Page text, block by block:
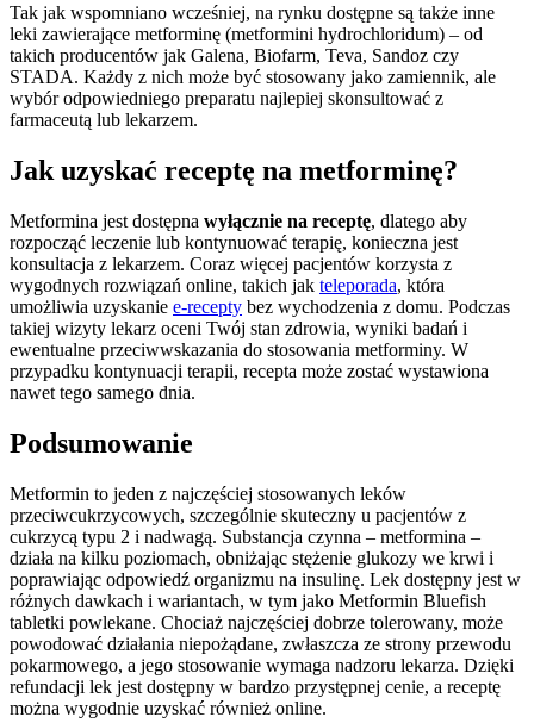
Tak jak wspomniano wcześniej, na rynku dostępne są także inne
leki zawierające metforminę (metformini hydrochloridum) – od
takich producentów jak Galena, Biofarm, Teva, Sandoz czy
STADA. Każdy z nich może być stosowany jako zamiennik, ale
wybór odpowiedniego preparatu najlepiej skonsultować z
farmaceutą lub lekarzem.
Jak uzyskać receptę na metforminę?
Metformina jest dostępna wyłącznie na receptę, dlatego aby
rozpocząć leczenie lub kontynuować terapię, konieczna jest
konsultacja z lekarzem. Coraz więcej pacjentów korzysta z
wygodnych rozwiązań online, takich jak teleporada, która
umożliwia uzyskanie e-recepty bez wychodzenia z domu. Podczas
takiej wizyty lekarz oceni Twój stan zdrowia, wyniki badań i
ewentualne przeciwwskazania do stosowania metforminy. W
przypadku kontynuacji terapii, recepta może zostać wystawiona
nawet tego samego dnia.
Podsumowanie
Metformin to jeden z najczęściej stosowanych leków
przeciwcukrzycowych, szczególnie skuteczny u pacjentów z
cukrzycą typu 2 i nadwagą. Substancja czynna – metformina –
działa na kilku poziomach, obniżając stężenie glukozy we krwi i
poprawiając odpowiedź organizmu na insulinę. Lek dostępny jest w
różnych dawkach i wariantach, w tym jako Metformin Bluefish
tabletki powlekane. Chociaż najczęściej dobrze tolerowany, może
powodować działania niepożądane, zwłaszcza ze strony przewodu
pokarmowego, a jego stosowanie wymaga nadzoru lekarza. Dzięki
refundacji lek jest dostępny w bardzo przystępnej cenie, a receptę
można wygodnie uzyskać również online.